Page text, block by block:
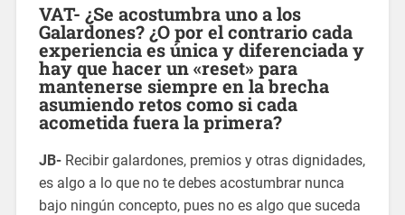
VAT- ¿Se acostumbra uno a los
Galardones? ¿O por el contrario cada
experiencia es única y diferenciada y
hay que hacer un «reset» para
mantenerse siempre en la brecha
asumiendo retos como si cada
acometida fuera la primera?
JB-Recibir galardones, premios y otras dignidades,
es algo a lo que no te debes acostumbrar nunca
bajo ningún concepto, pues no es algo que suceda